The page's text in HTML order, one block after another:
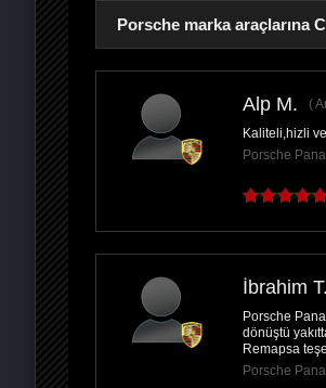
PAYLAŞ
Porsche marka araçlarına
Alp M.
Kaliteli,hizli
Porsche
İbrahim T.
Porsche
dönüştü
Remapsa
Porsche